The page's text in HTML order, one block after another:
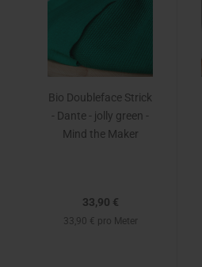
Bio Doubleface Strick
- Dante - jolly green -
Mind the Maker
33,90 €
33,90 € pro Meter